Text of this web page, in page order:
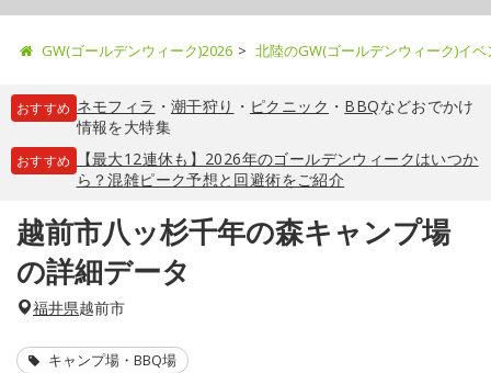
GW(ゴールデンウィーク)2026 北陸のGW(ゴールデンウィーク)イ
おすすめ ネモフィラ ・ 潮干狩り ・ ピクニック ・ BBQなどおでかけ
情報を大特集
おすすめ
【最大12連休も】2026年のゴールデンウィークはいつか
ら？混雑ピーク予想と回避術をご紹介
越前市八ッ杉千年の森キャンプ場
の詳細データ
福井県越前市
キャンプ場・BBQ場